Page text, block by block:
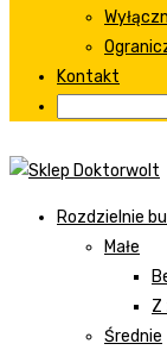
Kontakt
Rozdzielnie
Małe
Z
Średnie